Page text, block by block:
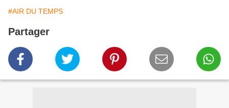
#AIR DU TEMPS
Partager